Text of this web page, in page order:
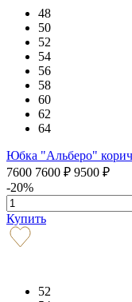
48
50
52
54
56
58
60
62
64
Юбка "Альберо"
7600 7600 ₽ 9500 ₽
-20%
Купить
52